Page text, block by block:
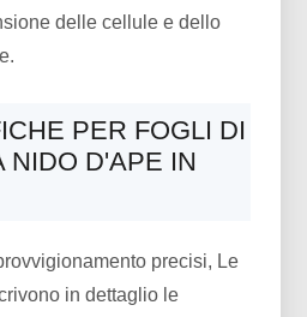
delle cellule e dello
PER FOGLI DI
NIDO D'APE IN
precisi, Le
in dettaglio le